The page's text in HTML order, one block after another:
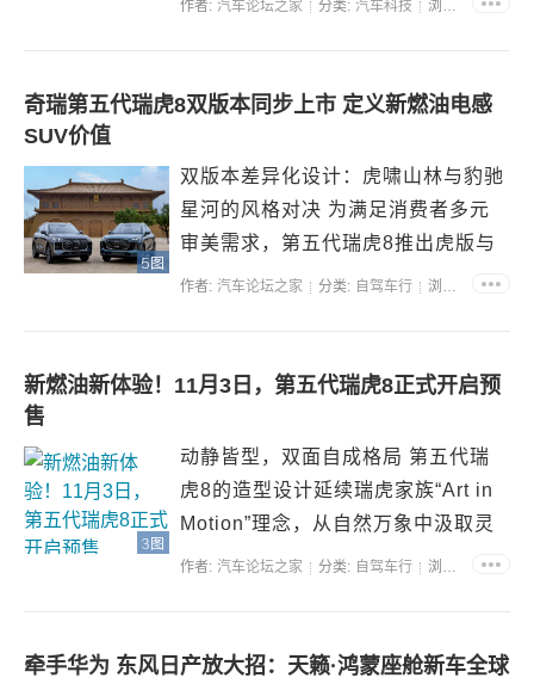
活变得触手可及。 在价格方面，此
作者: 汽车论坛之家 分类: 汽车科技 浏览:62441
奇瑞第五代瑞虎8双版本同步上市 定义新燃油电感
SUV价值
5图
双版本差异化设计：虎啸山林与豹驰
星河的风格对决 为满足消费者多元
审美需求，第五代瑞虎8推出虎版与
豹版双版本，仅在外观与内饰细节上
线条棱角分明，传递出征服路况的硬
作者: 汽车论坛之家 分类: 自驾车行 浏览:36108
新燃油新体验！11月3日，第五代瑞虎8正式开启预
售
3图
动静皆型，双面自成格局 第五代瑞
虎8的造型设计延续瑞虎家族“Art in
Motion”理念，从自然万象中汲取灵
感，将运动视为创造与表达的核心。
足，晨曦山林环抱式座舱带来静谧意
作者: 汽车论坛之家 分类: 自驾车行 浏览:33806
牵手华为 东风日产放大招：天籁·鸿蒙座舱新车全球